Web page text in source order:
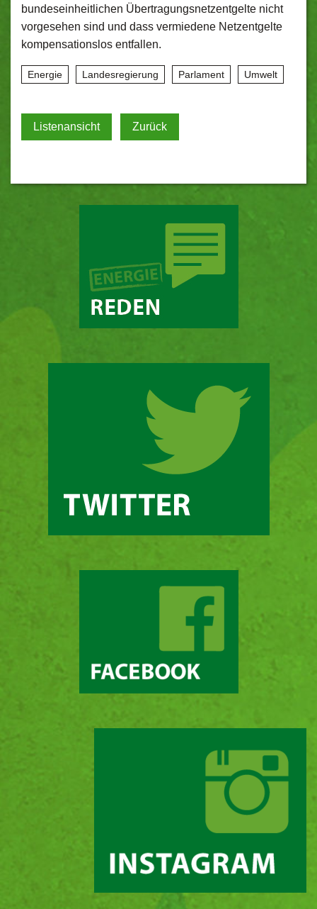
bundeseinheitlichen Übertragungsnetzentgelte nicht
vorgesehen sind und dass vermiedene Netzentgelte
kompensationslos entfallen.
Energie Landesregierung Parlament Umwelt
Listenansicht Zurück